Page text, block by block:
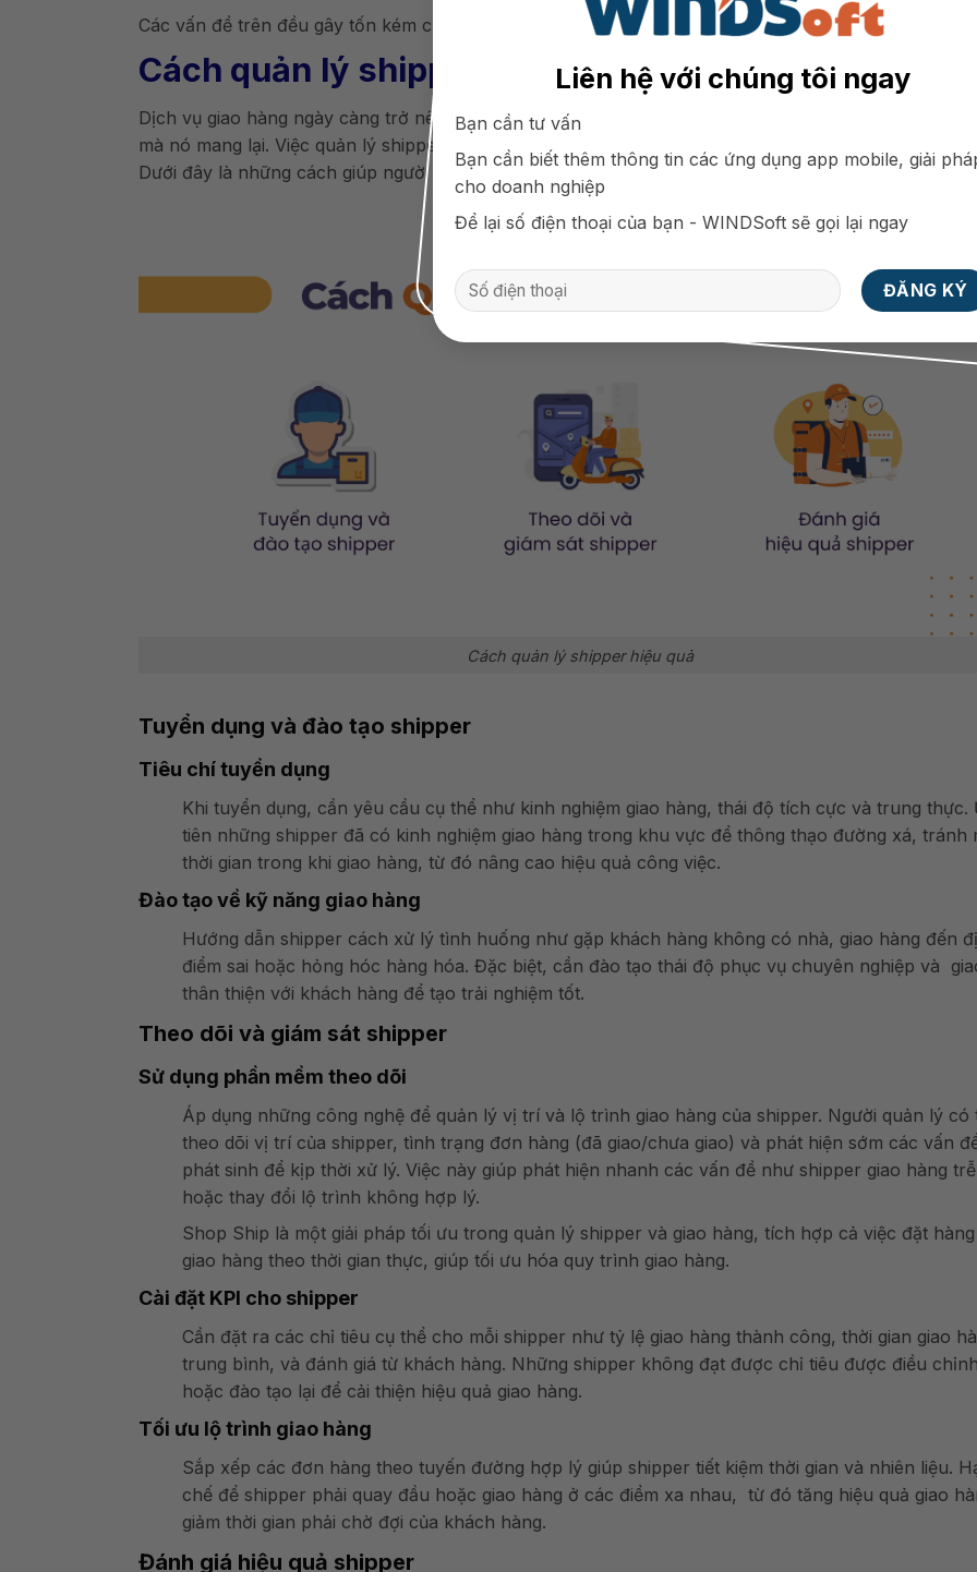
Liên hệ với chúng tôi ngay
Bạn cần tư vấn
Bạn cần biết thêm thông tin các ứng dụng app mobile, giải
cho doanh nghiệp
Để lại số điện thoại của bạn - WINDSoft sẽ gọi lại ngay
Các vấn đề trên đều gây tốn kém chi phí và giảm uy tín doanh nghiệp.
Cách quản lý shipper hiệu quả
Dịch vụ giao hàng ngày càng trở nên phổ biến và được nhiều cửa hàng, quán ăn áp dụng vì tính tiện
mà nó mang lại. Việc quản lý shipper hiệu quả là chìa khóa để đảm bảo trải nghiệm tốt cho khách
Dưới đây là những cách giúp người quản lý và nâng cao chất lượng dịch vụ của đội ngũ shipper.
Cách quản lý shipper hiệu quả
Tuyển dụng và đào tạo shipper
Tiêu chí tuyển dụng
Khi tuyển dụng, cần yêu cầu cụ thể như kinh nghiệm giao hàng, thái độ tích cực và trung thực.
tiên những shipper đã có kinh nghiệm giao hàng trong khu vực để thông thạo đường xá, tránh
thời gian trong khi giao hàng, từ đó nâng cao hiệu quả công việc.
Đào tạo về kỹ năng giao hàng
Hướng dẫn shipper cách xử lý tình huống như gặp khách hàng không có nhà, giao hàng đến
điểm sai hoặc hỏng hóc hàng hóa. Đặc biệt, cần đào tạo thái độ phục vụ chuyên nghiệp và
thân thiện với khách hàng để tạo trải nghiệm tốt.
Theo dõi và giám sát shipper
Sử dụng phần mềm theo dõi
Áp dụng những công nghệ để quản lý vị trí và lộ trình giao hàng của shipper. Người quản lý có
theo dõi vị trí của shipper, tình trạng đơn hàng (đã giao/chưa giao) và phát hiện sớm các vấn
phát sinh để kịp thời xử lý. Việc này giúp phát hiện nhanh các vấn đề như shipper giao hàng trễ
hoặc thay đổi lộ trình không hợp lý.
Shop Ship là một giải pháp tối ưu trong quản lý shipper và giao hàng, tích hợp cả việc đặt
giao hàng theo thời gian thực, giúp tối ưu hóa quy trình giao hàng.
Cài đặt KPI cho shipper
Cần đặt ra các chỉ tiêu cụ thể cho mỗi shipper như tỷ lệ giao hàng thành công, thời gian giao
trung bình, và đánh giá từ khách hàng. Những shipper không đạt được chỉ tiêu được điều chỉnh
hoặc đào tạo lại để cải thiện hiệu quả giao hàng.
Tối ưu lộ trình giao hàng
Sắp xếp các đơn hàng theo tuyến đường hợp lý giúp shipper tiết kiệm thời gian và nhiên liệu.
chế để shipper phải quay đầu hoặc giao hàng ở các điểm xa nhau, từ đó tăng hiệu quả giao
giảm thời gian phải chờ đợi của khách hàng.
Đánh giá hiệu quả shipper